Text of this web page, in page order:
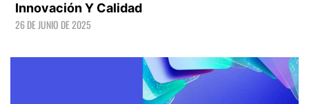
Innovación Y Calidad
26 DE JUNIO DE 2025